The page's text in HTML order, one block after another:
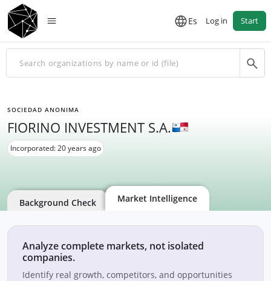
Es Log in Start
SOCIEDAD ANONIMA
FIORINO INVESTMENT S.A.
Incorporated: 20 years ago
Background Check Market Intelligence
Analyze complete markets, not isolated
companies.
Identify real growth, competitors, and opportunities